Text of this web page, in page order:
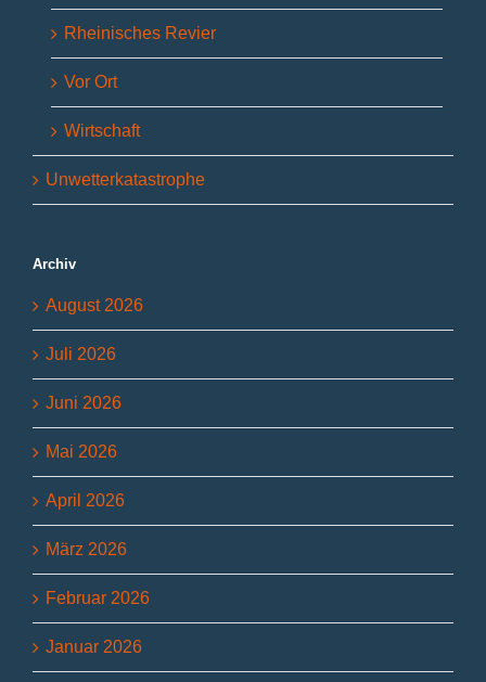
Rheinisches Revier
Vor Ort
Wirtschaft
Unwetterkatastrophe
Archiv
August 2026
Juli 2026
Juni 2026
Mai 2026
April 2026
März 2026
Februar 2026
Januar 2026